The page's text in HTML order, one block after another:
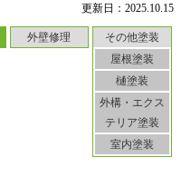
更新日：2025.10.15
外壁修理
その他塗装
屋根塗装
樋塗装
外構・エクス
テリア塗装
室内塗装